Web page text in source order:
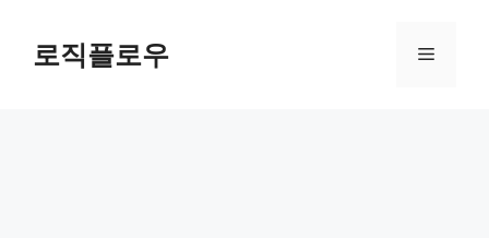
content로직플로우 Menu